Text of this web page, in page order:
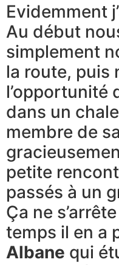
Evidemment
Au début
simplement
la route, puis
l’opportunité
dans un
membre de
petite
passés à un
Ça ne
temps il en a
Albane qui